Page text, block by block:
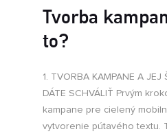
Tvorba
to?
1. TVORBA KAMPANE A JEJ
DÁTE SCHVÁLIŤ Prvým
kampane pre cielený
vytvorenie pútavého textu.